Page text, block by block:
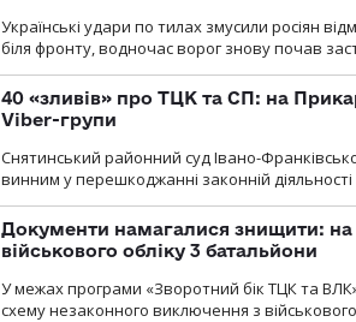
Українські удари по тилах змусили росіян
біля фронту, водночас ворог знову почав
40 «зливів» про ТЦК та СП: на
Viber-групи
Снятинський районний суд Івано-
винним у перешкоджанні законній
Документи намагалися знищити: на
військового обліку 3 батальйони
У межах програми «Зворотний бік ТЦК та
схему незаконного виключення з військового